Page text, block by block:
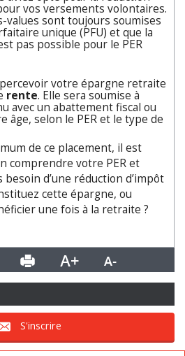
vos versements volontaires.
values sont toujours soumises
unique (PFU) et que la
pas possible pour le PER
votre épargne retraite
rente. Elle sera soumise à
avec un abattement fiscal ou
âge, selon le PER et le type de
de ce placement, il est
comprendre votre PER et
besoin d’une réduction d’impôt
cette épargne, ou
une fois à la retraite ?
S'inscrire